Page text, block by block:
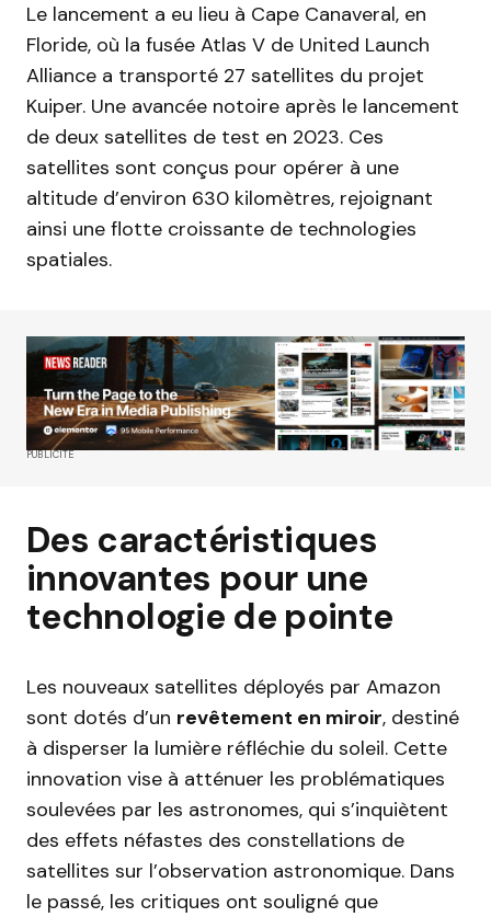
Le lancement a eu lieu à Cape Canaveral, en
Floride, où la fusée Atlas V de United Launch
Alliance a transporté 27 satellites du projet
Kuiper. Une avancée notoire après le lancement
de deux satellites de test en 2023. Ces
satellites sont conçus pour opérer à une
altitude d’environ 630 kilomètres, rejoignant
ainsi une flotte croissante de technologies
spatiales.
PUBLICITÉ
Des caractéristiques
innovantes pour une
technologie de pointe
Les nouveaux satellites déployés par Amazon
sont dotés d’un revêtement en miroir, destiné
à disperser la lumière réfléchie du soleil. Cette
innovation vise à atténuer les problématiques
soulevées par les astronomes, qui s’inquiètent
des effets néfastes des constellations de
satellites sur l’observation astronomique. Dans
le passé, les critiques ont souligné que